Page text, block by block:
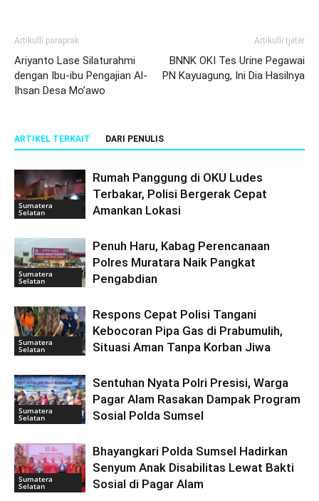
Artikulli paraprak
Ariyanto Lase Silaturahmi
dengan Ibu-ibu Pengajian Al-
Ihsan Desa Mo’awo
Artikulli tjetër
BNNK OKI Tes Urine Pegawai
PN Kayuagung, Ini Dia Hasilnya
ARTIKEL TERKAIT DARI PENULIS
Sumatera
Selatan
Rumah Panggung di OKU Ludes
Terbakar, Polisi Bergerak Cepat
Amankan Lokasi
Sumatera
Selatan
Penuh Haru, Kabag Perencanaan
Polres Muratara Naik Pangkat
Pengabdian
Sumatera
Selatan
Respons Cepat Polisi Tangani
Kebocoran Pipa Gas di Prabumulih,
Situasi Aman Tanpa Korban Jiwa
Sumatera
Selatan
Sentuhan Nyata Polri Presisi, Warga
Pagar Alam Rasakan Dampak Program
Sosial Polda Sumsel
Sumatera
Selatan
Bhayangkari Polda Sumsel Hadirkan
Senyum Anak Disabilitas Lewat Bakti
Sosial di Pagar Alam